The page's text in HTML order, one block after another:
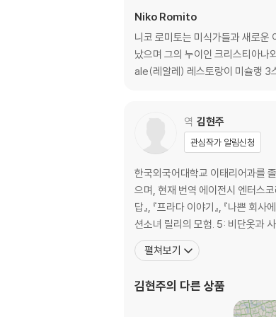
보리, 아티초크, 민트 스프
감자, 셀러리, 살시치아 소시지 스프
- 건파스타 & 생파스타
기본 & 기교 베샤멜라 소스와 모르나
생토마토를 곁들인 화이트 소스
그라티나토 부팔라 카넬로니
육수에 담근 카펠레티
치커리, 봉골레 카바텔리
병아리콩, 로즈마리 말탈리아티
가벼운 토마토 라구 소스 말탈리아티
카르보나라 메쩨 마니께
파스타와 감자
가지와 짠맛 리코타, 바질 파스타
Niko Romito
니코 로미토는 미식가들과 새로
났으며 그의 누이인 크리스티아
ale(레알레) 레스토랑이 미슐랭
역 김현주
관심작가 알림신청
한국외국어대학교 이태리어과를
으며, 현재 번역 에이전시 엔터스코리아에서 출판기획 및 전문 번
답』, 『프라다 이야기』, 『나쁜 회
션소녀 릴리의 모험. 5: 비단옷과 사
펼쳐보기
김현주의 다른 상품